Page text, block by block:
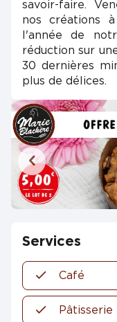
savoir-faire.
nos créations
l'année de
réduction sur
30 dernières
plus de délices.
Services
Café
Pâtisserie